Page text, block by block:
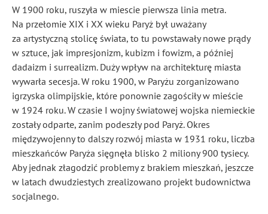
W 1900 roku, ruszyła w miescie pierwsza linia metra.
Na przełomie XIX i XX wieku Paryż był uważany
za artystyczną stolicę świata, to tu powstawały nowe prądy
w sztuce, jak impresjonizm, kubizm i fowizm, a później
dadaizm i surrealizm. Duży wpływ na architekturę miasta
wywarła secesja. W roku 1900, w Paryżu zorganizowano
igrzyska olimpijskie, które ponownie zagościły w mieście
w 1924 roku. W czasie I wojny światowej wojska niemieckie
zostały odparte, zanim podeszły pod Paryż. Okres
międzywojenny to dalszy rozwój miasta w 1931 roku, liczba
mieszkańców Paryża sięgnęła blisko 2 miliony 900 tysiecy.
Aby jednak złagodzić problemy z brakiem mieszkań, jeszcze
w latach dwudziestych zrealizowano projekt budownictwa
socjalnego.